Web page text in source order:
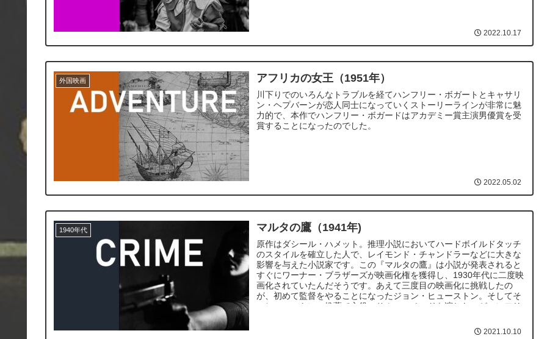
2022.10.17
外国映画 アフリカの女王（1951年）
川下りでのいろんなトラブルを経てハンフリー・ボガートとキャサリ
ン・ヘプバーンが恋人同士になっていくストーリーラインが非常に魅
力的で、本作でハンフリー・ボガードはアカデミー賞主演男優賞を受
賞することになったのでした。
2022.05.02
1940年代 マルタの鷹（1941年)
原作はダシール・ハメット。推理小説においてハードボイルドタッチ
のスタイルを確立した人で、レイモンド・チャンドラーなどに大きな
影響を与えた小説家です。この『マルタの鷹』は小説が発表されると
すぐにワーナー・ブラザーズが映画化権を獲得し、1930年代に二度映
画化されていたんだそうです。あえて三度目の映画化に挑戦したの
が、初めて監督をやることになったジョン・ヒューストン。そしてそ
のヒューストンの推薦で主役のサム・スペードを演じたのがハンフリ
2021.10.10